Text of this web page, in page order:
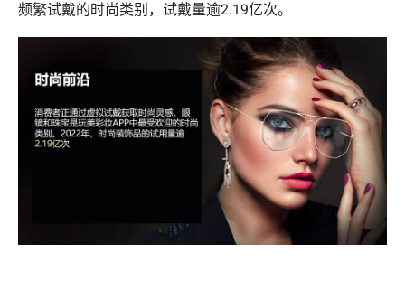
频繁试戴的时尚类别，试戴量逾2.19亿次。